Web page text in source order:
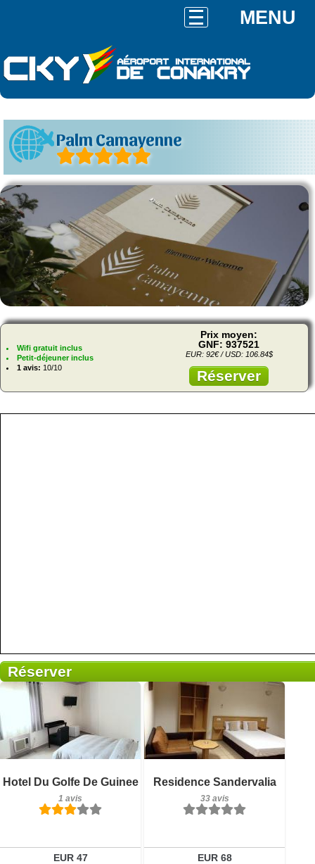
MENU
Palm Camayenne
Wifi gratuit inclus
Petit-déjeuner inclus
1 avis: 10/10
Prix moyen:
GNF: 937521
EUR: 92€ / USD: 106.84$
Réserver
Réserver
Hotel Du Golfe De Guinee
1 avis
EUR 47
Petit-déjeuner inclus
1 avis
Réserver
Residence Sandervalia
33 avis
EUR 68
Réserver